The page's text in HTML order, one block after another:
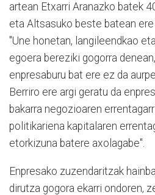
artean Etxarri Aranazko batek
eta Altsasuko beste batean
"Une honetan, langileendkao
egoera bereziki gogorra
enpresaburu bat ere ez da
Berriro ere argi geratu da
bakarra negozioaren
politikariena kapitalaren
etorkizuna batere axolagabe".
Enpresako zuzendaritzak
dirutza gogora ekarri ondoren,